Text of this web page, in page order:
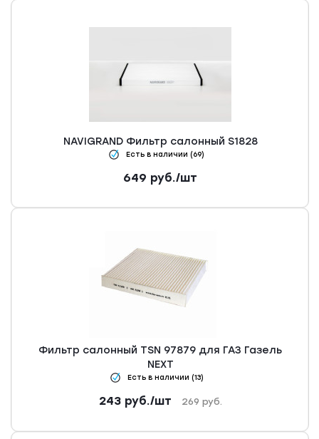
NAVIGRAND Фильтр салонный S1828
Есть в наличии (69)
649 руб./шт
Фильтр салонный TSN 97879 для ГАЗ Газель
NEXT
Есть в наличии (13)
243руб./шт 269 руб.